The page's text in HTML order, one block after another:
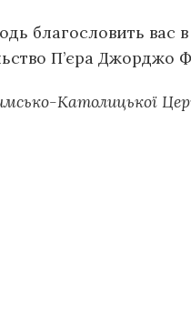
благословить вас
П’єра Джорджо
Католицької